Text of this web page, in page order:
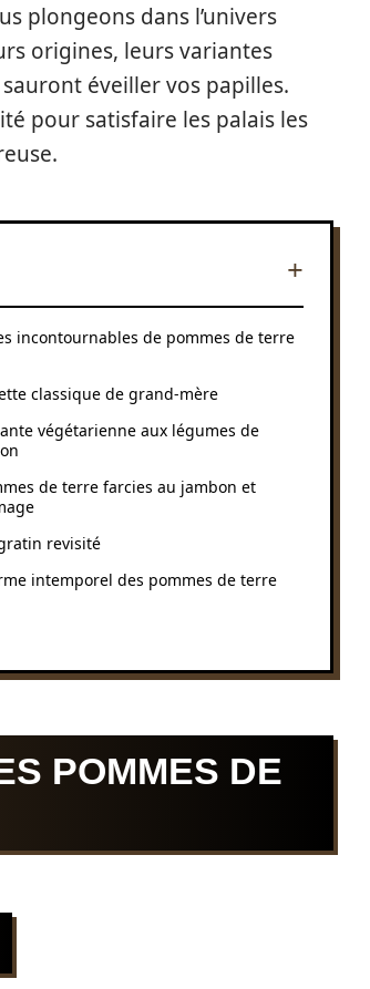
plongeons dans l’univers
origines, leurs variantes
éveiller vos papilles.
pour satisfaire les palais les
incontournables de pommes de terre
classique de grand-mère
végétarienne aux légumes de
de terre farcies au jambon et
revisité
intemporel des pommes de terre
POMMES DE